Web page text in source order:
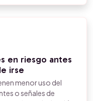
en riesgo antes
irse
menor uso del
o señales de